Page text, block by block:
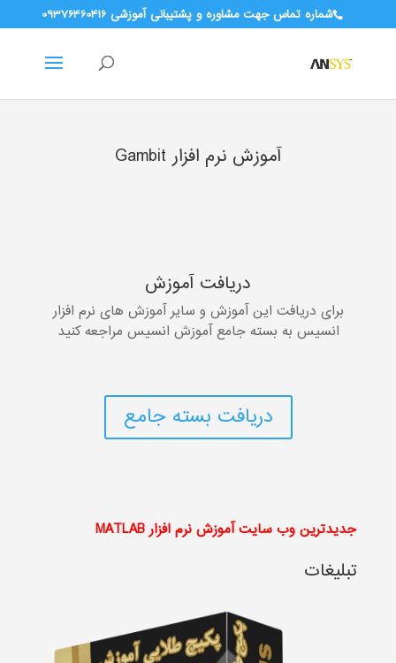
شماره تماس جهت مشاوره و پشتیبانی آموزشی 09376460416
آموزش نرم افزار Gambit
دریافت آموزش
برای دریافت این آموزش و سایر آموزش های نرم افزار
انسیس به بسته جامع آموزش انسیس مراجعه کنید
دریافت بسته جامع
جدیدترین وب سایت آموزش نرم افزار MATLAB
تبلیغات